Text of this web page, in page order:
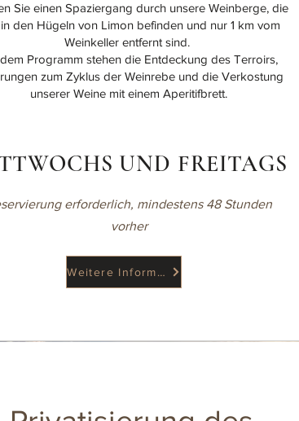
Sie einen Spaziergang durch unsere Weinberge, die
den Hügeln von Limon befinden und nur 1 km vom
Weinkeller entfernt sind.
Programm stehen die Entdeckung des Terroirs,
zum Zyklus der Weinrebe und die Verkostung
unserer Weine mit einem Aperitifbrett.
UND FREITAGS
erforderlich, mindestens 48 Stunden
vorher
Weitere Informationen